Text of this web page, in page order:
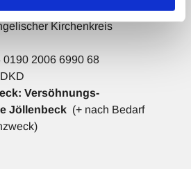
Diakonie
Kirchenkreis
2006 6990 68
Versöhnungs-
Jöllenbeck (+ nach Bedarf